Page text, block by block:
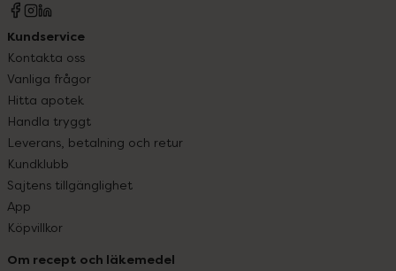
Kundservice
Kontakta oss
Vanliga frågor
Hitta apotek
Handla tryggt
Leverans, betalning och retur
Kundklubb
Sajtens tillgänglighet
App
Köpvillkor
Om recept och läkemedel